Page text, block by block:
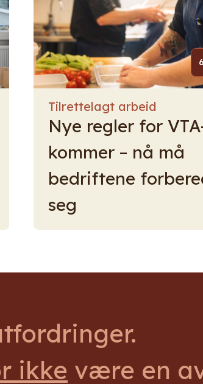
Tilrettelagt arbeid
Nye regler for
kommer – nå må
bedriftene
seg
ikke være en